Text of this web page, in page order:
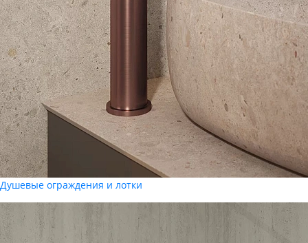
Душевые ограждения и лотки